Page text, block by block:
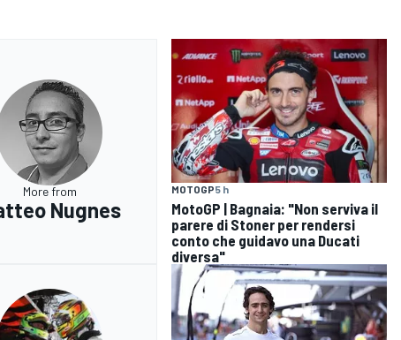
More from
Nugnes
MOTOGP5 h
MotoGP | Bagnaia: "Non serviva il
parere di Stoner per rendersi
conto che guidavo una Ducati
diversa"